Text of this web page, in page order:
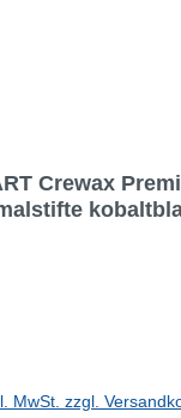
Crewax
Preis:
MwSt. zzgl.